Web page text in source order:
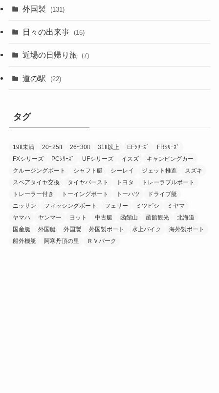
外国製 (131)
日々の出来事 (16)
近場の日帰り旅 (7)
道の駅 (22)
タグ
19ft未満 20~25ft 26~30ft 31ft以上 EFｼﾘｰｽﾞ
FRｼﾘｰｽﾞ
FXシリーズ
PCｼﾘｰｽﾞ UFシリーズ イスズ
キャンピングカー
クルージングボート
シャフト艇 シーレイ ジェット推進
スズキ
スペアタイヤ交換
タイヤバースト トヨタ
トレーラブルボート
トレーラー付き
トーイングボート トーハツ
ドライブ艇
ニッサン
フィッシングボート フェリー ミツビシ
ミヤマ
ヤマハ
ヤンマー ヨット 中古艇 函館山 函館観光
北海道
国産艇
外国艇 外国製 外国製ボート 水上バイク
海外製ボート
船外機艇
阿寒丹頂の里 ＲＶパーク